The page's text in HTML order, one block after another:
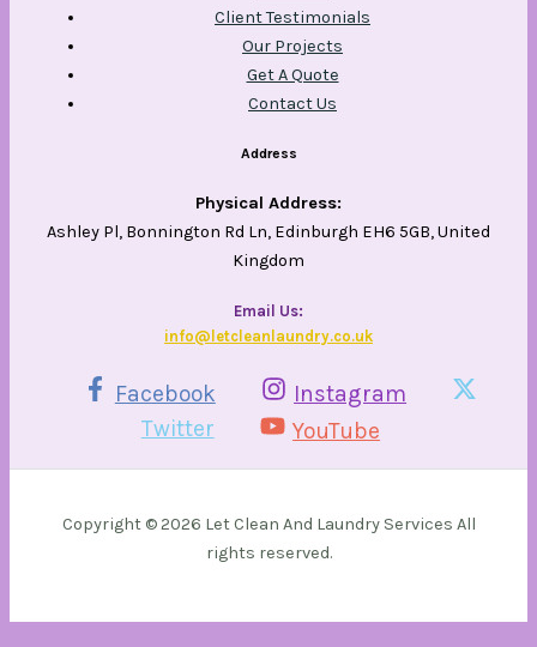
Client Testimonials
Our Projects
Get A Quote
Contact Us
Address
Physical Address:
Ashley Pl, Bonnington Rd Ln, Edinburgh EH6 5GB, United
Kingdom
Email Us​:
info@letcleanlaundry.co.uk
Facebook
Instagram
Twitter
YouTube
Copyright © 2026 Let Clean And Laundry Services All
rights reserved.